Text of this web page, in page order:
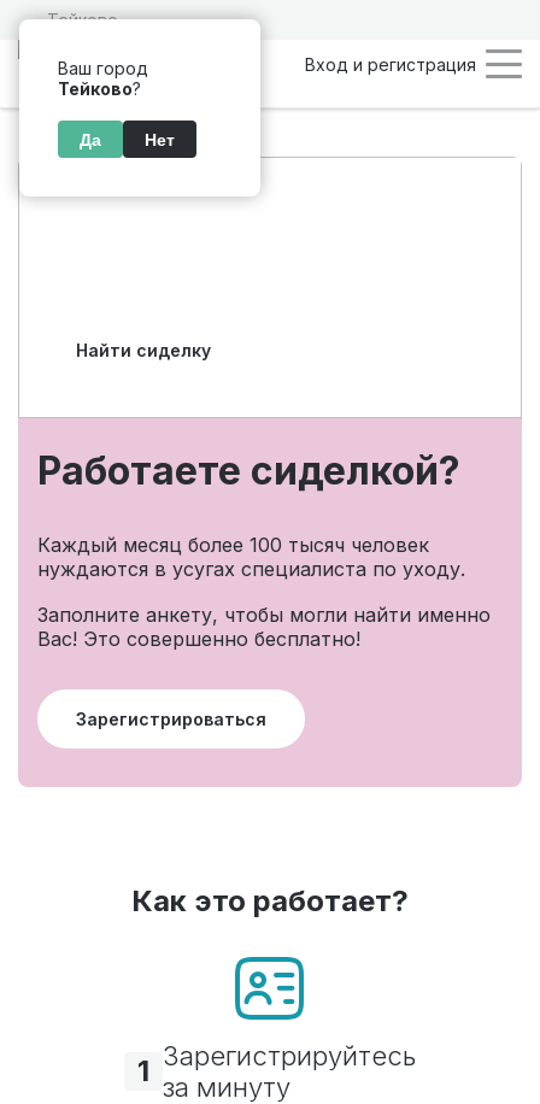
Тейково
Ваш город
Тейково?
Да Нет
Вход и регистрация
Подбор персонала
Найти сиделку
Работаете сиделкой?
Каждый месяц более 100 тысяч человек
нуждаются в усугах специалиста по уходу.
Заполните анкету, чтобы могли найти именно
Вас! Это совершенно бесплатно!
Зарегистрироваться
Как это работает?
1 Зарегистрируйтесь
за минуту